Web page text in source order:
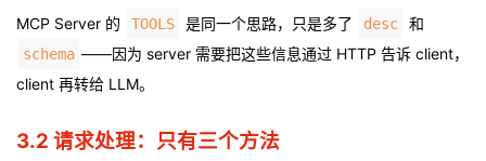
MCP Server 的 TOOLS 是同一个思路，只是多了 desc 和
schema ——因为 server 需要把这些信息通过 HTTP 告诉 client，
client 再转给 LLM。
3.2 请求处理：只有三个方法